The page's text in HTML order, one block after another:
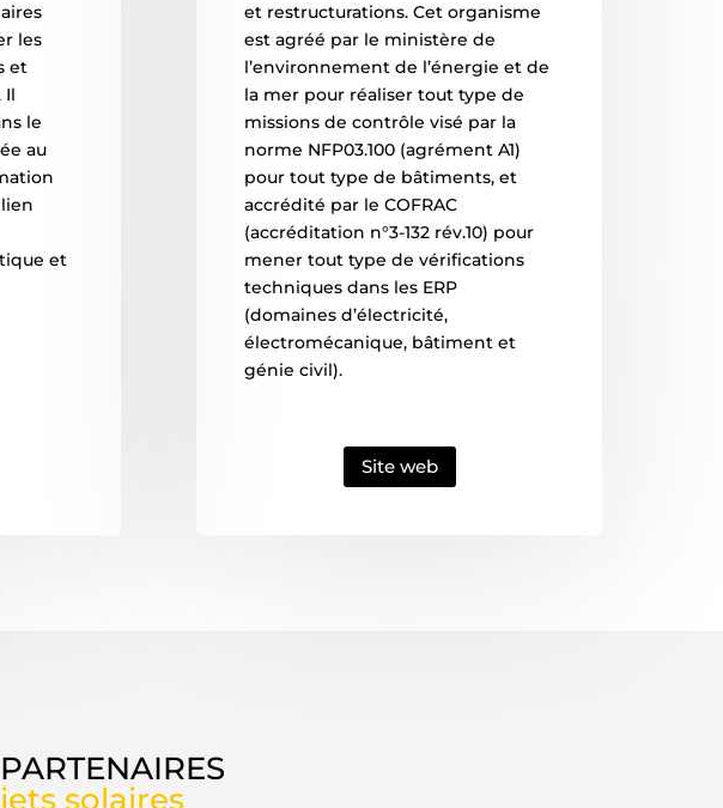
les
et
Il
le
au
et
et restructurations. Cet organisme
est agréé par le ministère de
l’environnement de l’énergie et de
la mer pour réaliser tout type de
missions de contrôle visé par la
norme NFP03.100 (agrément A1)
pour tout type de bâtiments, et
accrédité par le COFRAC
(accréditation n°3-132 rév.10) pour
mener tout type de vérifications
techniques dans les ERP
(domaines d’électricité,
électromécanique, bâtiment et
génie civil).
Site web
solaires